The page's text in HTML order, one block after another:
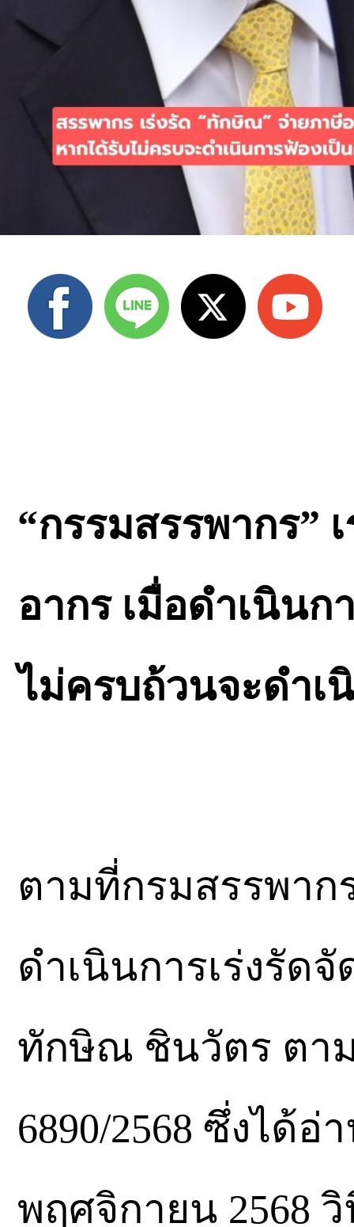
“กรรมสรรพากร”
อากร เมื่อดำเนิน
ไม่ครบถ้วนจะดำเ
ตามที่กรมสรรพาก
ดำเนินการเร่งรัด
ทักษิณ ชินวัตร ตา
6890/2568 ซึ่งได้
พฤศจิกายน 2568